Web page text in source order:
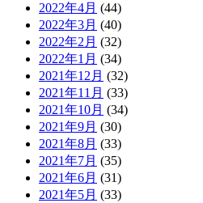
2022年4月 (44)
2022年3月 (40)
2022年2月 (32)
2022年1月 (34)
2021年12月 (32)
2021年11月 (33)
2021年10月 (34)
2021年9月 (30)
2021年8月 (33)
2021年7月 (35)
2021年6月 (31)
2021年5月 (33)